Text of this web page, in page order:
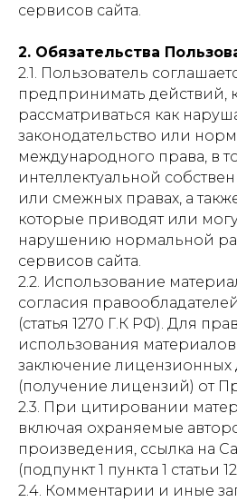
сервисов сайта.
2. Обязательства
2.1. Пользователь
предпринимать действий,
рассматриваться как
законодательство или
международного права, в
интеллектуальной
или смежных правах, а
которые приводят или
нарушению нормальной
сервисов сайта.
2.2. Использование
согласия
(статья 1270 Г.К РФ). Для
использования
заключение лицензионных
(получение лицензий) от
2.3. При цитировании
включая охраняемые
произведения, ссылка на
(подпункт 1 пункта 1 статьи
2.4. Комментарии и иные